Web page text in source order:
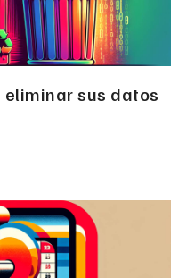
sus datos